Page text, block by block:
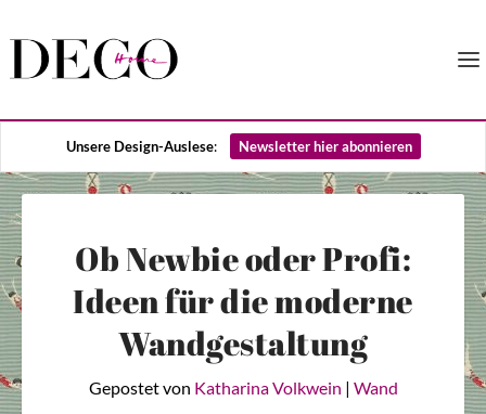
Unsere Design-Auslese: Newsletter hier abonnieren
Ob Newbie oder Profi:
Ideen für die moderne
Wandgestaltung
Gepostet von Katharina Volkwein | Wand